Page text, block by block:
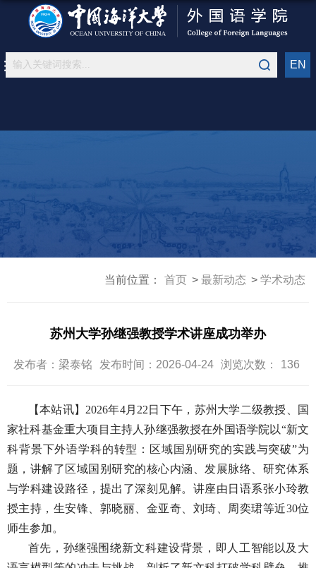
EN
当前位置： 首页 最新动态 学术动态
苏州大学孙继强教授学术讲座成功举办
发布者：梁泰铭 发布时间：2026-04-24 浏览次数： 136
【本站讯】 2026年4月 22 日下午，苏州大学二级教授、国
家社科基金重大项目主持人孙继强教授在外国语学院以“新文
科背景下外语学科的转型：区域国别研究的实践与突破”为
题，讲解了区域国别研究的核心内涵、发展脉络、研究体系
与学科建设路径，提出了深刻见解。讲座由日语系张小玲教
授主持，生安锋、郭晓丽、金亚奇、刘琦、周奕珺等近30位
师生参加。
首先，孙继强围绕新文科建设背景，即人工智能以及大